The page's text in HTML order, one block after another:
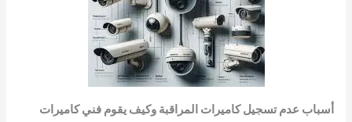
أسباب عدم تسجيل كاميرات المراقبة وكيف يقوم فني كاميرات